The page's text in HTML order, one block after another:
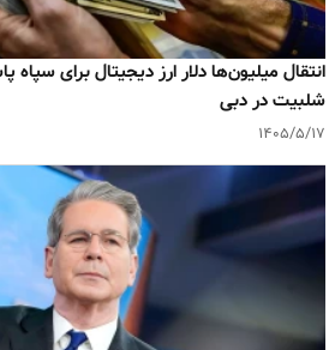
انتقال میلیون‌ها دلار ارز دیجیتال برای سپاه
شلبیت در دبی
۱۴۰۵/۵/۱۷